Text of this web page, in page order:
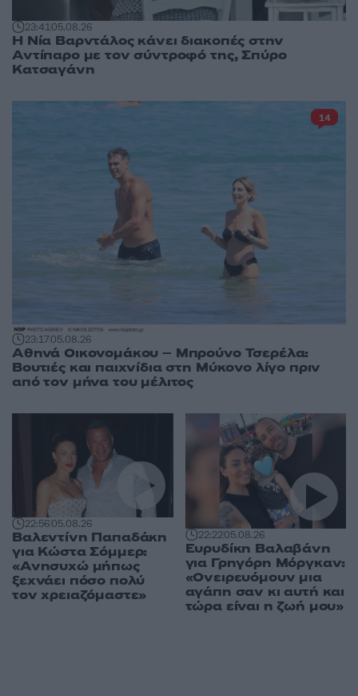
23:4105.08.26
Η Νία Βαρντάλος κάνει διακοπές στην
Αντίπαρο με τον σύντροφό της, Σπύρο
Κατσαγάνη
23:1705.08.26
Αθηνά Οικονομάκου – Μπρούνο Τσερέλα:
Βουτιές και παιχνίδια στη Μύκονο λίγο πριν
από τον μήνα του μέλιτος
14
22:5605.08.26
Βαλεντίνη Παπαδάκη
για Κώστα Σόμμερ:
«Ανησυχώ μήπως
ξεχνάει πόσο πολύ
τον χρειαζόμαστε»
22:2205.08.26
Ευρυδίκη Βαλαβάνη
για Γρηγόρη Μόργκαν:
«Ονειρευόμουν μια
αγάπη σαν κι αυτή και
τώρα είναι η ζωή μου»